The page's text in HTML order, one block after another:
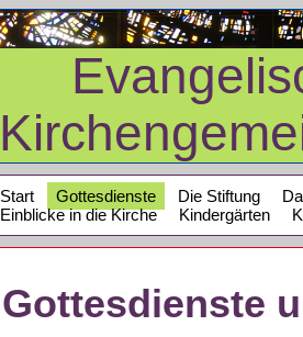
Start Gottesdienste Die Stiftung
Einblicke in die Kirche
Kindergärten
Gottesdienste